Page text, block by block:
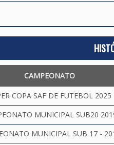
CAMPEONATO
COPA SAF DE FUTEBOL 2025
MUNICIPAL SUB20
MUNICIPAL SUB 17 -